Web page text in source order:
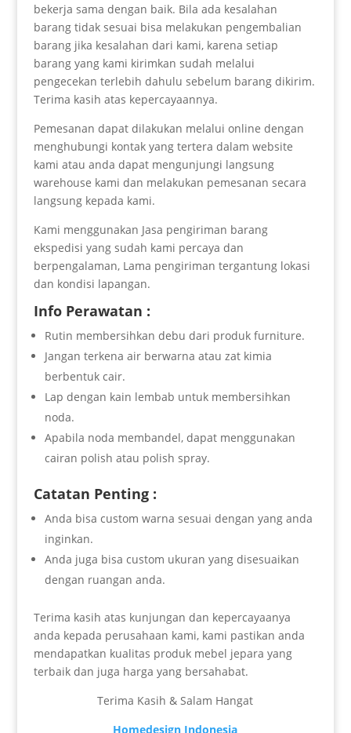
bekerja sama dengan baik. Bila ada kesalahan
barang tidak sesuai bisa melakukan pengembalian
barang jika kesalahan dari kami, karena setiap
barang yang kami kirimkan sudah melalui
pengecekan terlebih dahulu sebelum barang dikirim.
Terima kasih atas kepercayaannya.
Pemesanan dapat dilakukan melalui online dengan
menghubungi kontak yang tertera dalam website
kami atau anda dapat mengunjungi langsung
warehouse kami dan melakukan pemesanan secara
langsung kepada kami.
Kami menggunakan Jasa pengiriman barang
ekspedisi yang sudah kami percaya dan
berpengalaman, Lama pengiriman tergantung lokasi
dan kondisi lapangan.
Info Perawatan :
Rutin membersihkan debu dari produk furniture.
Jangan terkena air berwarna atau zat kimia
berbentuk cair.
Lap dengan kain lembab untuk membersihkan
noda.
Apabila noda membandel, dapat menggunakan
cairan polish atau polish spray.
Catatan Penting :
Anda bisa custom warna sesuai dengan yang anda
inginkan.
Anda juga bisa custom ukuran yang disesuaikan
dengan ruangan anda.
Terima kasih atas kunjungan dan kepercayaanya
anda kepada perusahaan kami, kami pastikan anda
mendapatkan kualitas produk mebel jepara yang
terbaik dan juga harga yang bersahabat.
Terima Kasih & Salam Hangat
Homedesign Indonesia